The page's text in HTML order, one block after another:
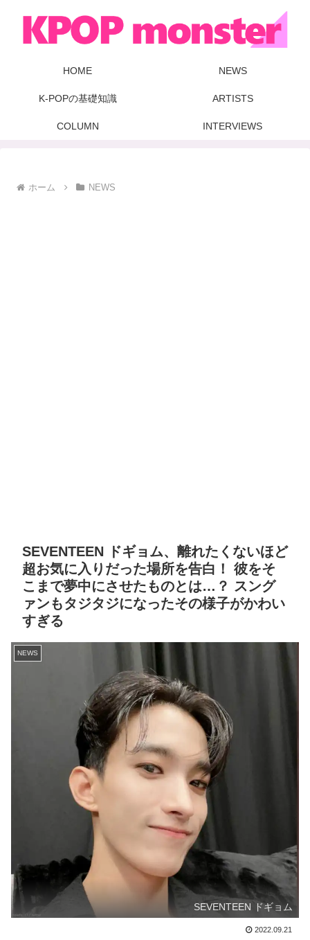
HOME NEWS
K-POPの基礎知識 ARTISTS
COLUMN INTERVIEWS
ホーム NEWS
SEVENTEEN ドギョム、離れたくないほど
超お気に入りだった場所を告白！ 彼をそ
こまで夢中にさせたものとは…？ スング
ァンもタジタジになったその様子がかわい
すぎる
NEWS
SEVENTEEN ドギョム
2022.09.21